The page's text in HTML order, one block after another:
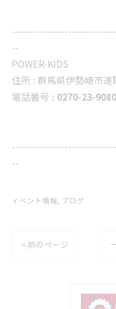
--
POWER-KIDS
住所 : 群馬県伊勢崎市連
電話番号 : 0270-23-
--
イベント情報 ブログ
< 前のページ